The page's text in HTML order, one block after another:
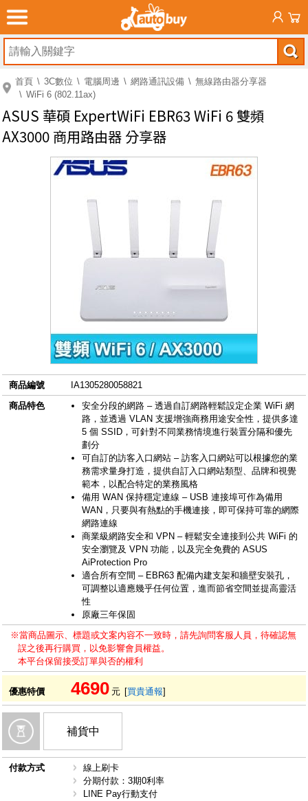
首頁 3C數位 電腦周邊 網路通訊設備
無線路由器分享器
WiFi 6 (802.11ax)
ASUS 華碩 ExpertWiFi EBR63 WiFi 6 雙頻
AX3000 商用路由器 分享器
商品編號
IA1305280058821
商品特色
安全分段的網路 – 透過自訂網路輕鬆設定企業 WiFi 網
路，並透過 VLAN 支援增強商務用途安全性，提供多達
5 個 SSID，可針對不同業務情境進行裝置分隔和優先
劃分
可自訂的訪客入口網站 – 訪客入口網站可以根據您的業
務需求量身打造，提供自訂入口網站類型、品牌和視覺
範本，以配合特定的業務風格
備用 WAN 保持穩定連線 – USB 連接埠可作為備用
WAN，只要與有熱點的手機連接，即可保持可靠的網際
網路連線
商業級網路安全和 VPN – 輕鬆安全連接到公共 WiFi 的
安全瀏覽及 VPN 功能，以及完全免費的 ASUS
AiProtection Pro
適合所有空間 – EBR63 配備內建支架和牆壁安裝孔，
可調整以適應幾乎任何位置，進而節省空間並提高靈活
性
原廠三年保固
※當商品圖示、標題或文案內容不一致時，請先詢問客服人員，待確認無
誤之後再行購買，以免影響會員權益。
本平台保留接受訂單與否的權利
優惠特價 4690 元 [買貴通報]
補貨中
付款方式
線上刷卡
分期付款：3期0利率
LINE Pay行動支付